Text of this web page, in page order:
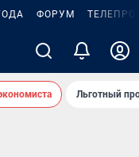
ФОРУМ
Льготный